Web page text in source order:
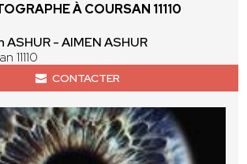
À COURSAN 11110
ASHUR - AIMEN ASHUR
11110
CONTACTER